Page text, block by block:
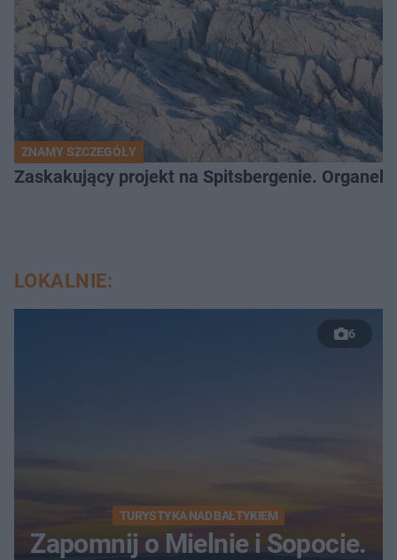
ZNAMY SZCZEGÓŁY
Zaskakujący projekt na Spitsbergenie.
LOKALNIE:
6
TURYSTYKA NAD BAŁTYKIEM
Zapomnij o Mielnie i Sopocie.